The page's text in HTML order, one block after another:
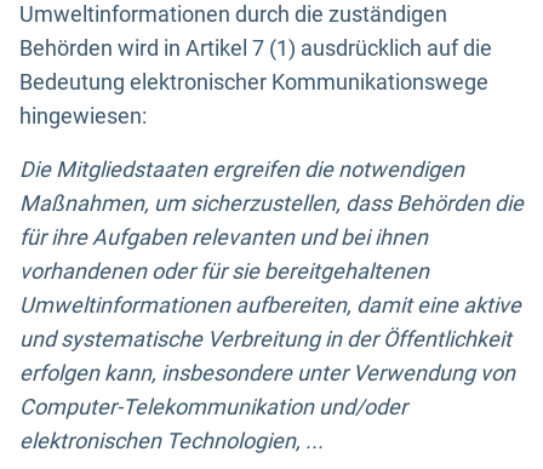
Umweltinformationen durch die zuständigen
Behörden wird in Artikel 7 (1) ausdrücklich auf die
Bedeutung elektronischer Kommunikationswege
hingewiesen:
Die Mitgliedstaaten ergreifen die notwendigen
Maßnahmen, um sicherzustellen, dass Behörden die
für ihre Aufgaben relevanten und bei ihnen
vorhandenen oder für sie bereitgehaltenen
Umweltinformationen aufbereiten, damit eine aktive
und systematische Verbreitung in der Öffentlichkeit
erfolgen kann, insbesondere unter Verwendung von
Computer-Telekommunikation und/oder
elektronischen Technologien, ...